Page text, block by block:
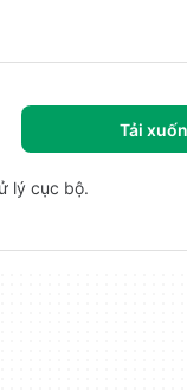
Tải
lý cục bộ.